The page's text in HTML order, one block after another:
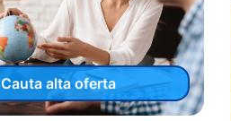
Cauta alta oferta